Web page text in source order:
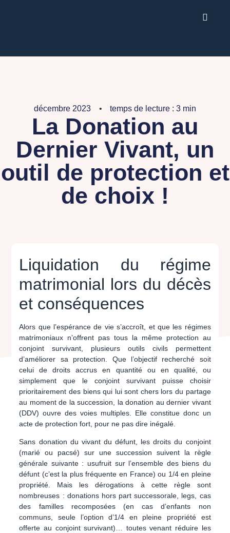
décembre 2023 temps de lecture : 3 min
La Donation au
Dernier Vivant, un
outil de protection et
de choix !
Liquidation du régime
matrimonial lors du décès
et conséquences
Alors que l’espérance de vie s’accroît, et que les régimes
matrimoniaux n’offrent pas tous la même protection au
conjoint survivant, plusieurs outils civils permettent
d’améliorer sa protection.
Que l’objectif recherché soit
celui de droits accrus en quantité ou en qualité, ou
simplement que le conjoint survivant puisse choisir
prioritairement des biens qui lui sont chers lors du partage
au moment de la succession, la donation au dernier vivant
(DDV) ouvre des voies multiples. Elle constitue donc un
acte de protection fort, pour ne pas dire inégalé.
Sans donation du vivant du défunt, les droits du conjoint
(marié ou pacsé) sur une succession suivent la règle
générale suivante : usufruit sur l’ensemble des biens du
défunt (c’est la plus fréquente en France) ou 1/4 en pleine
propriété. Mais les dérogations à cette règle sont
nombreuses : donations hors part successorale, legs, cas
des familles recomposées (en cas d’enfants non
communs, seule l’option d’1/4 en pleine propriété est
offerte au conjoint survivant)… toutes venant réduire les